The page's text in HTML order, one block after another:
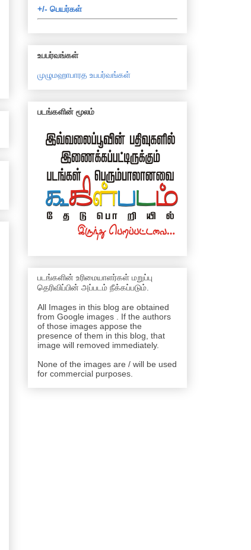
+/- பெயர்கள்
உபபர்வங்கள்
முழுமஹாபாரத உபபர்வங்கள்
படங்களின் மூலம்
படங்களின் உரிமையாளர்கள் மறுப்பு
தெரிவிப்பின் அப்படம் நீக்கப்படும்.
All Images in this blog are obtained
from Google images . If the authors
of those images appose the
presence of them in this blog, that
image will removed immediately.
None of the images are / will be used
for commercial purposes.